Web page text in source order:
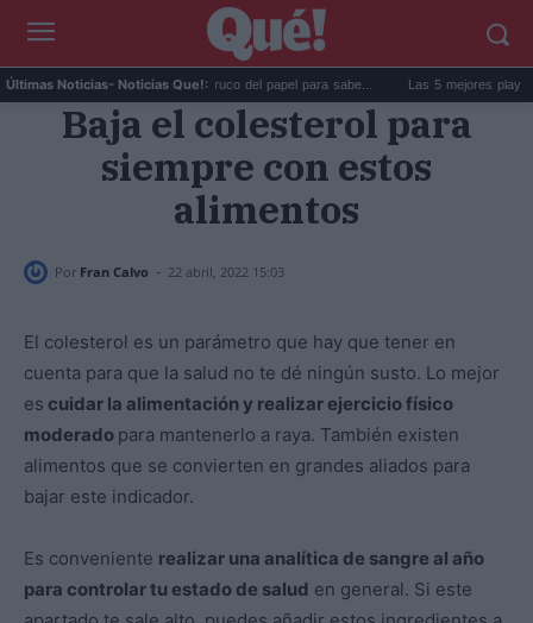
Últimas Noticias- Noticias Que!:
La goma de la nevera: el truco del papel para sabe... Las 5 mejores playas
Baja el colesterol para
siempre con estos
alimentos
Por Fran Calvo - 22 abril, 2022 15:03
El colesterol es un parámetro que hay que tener en
cuenta para que la salud no te dé ningún susto. Lo mejor
es cuidar la alimentación y realizar ejercicio físico
moderado para mantenerlo a raya. También existen
alimentos que se convierten en grandes aliados para
bajar este indicador.
Es conveniente realizar una analítica de sangre al año
para controlar tu estado de salud en general. Si este